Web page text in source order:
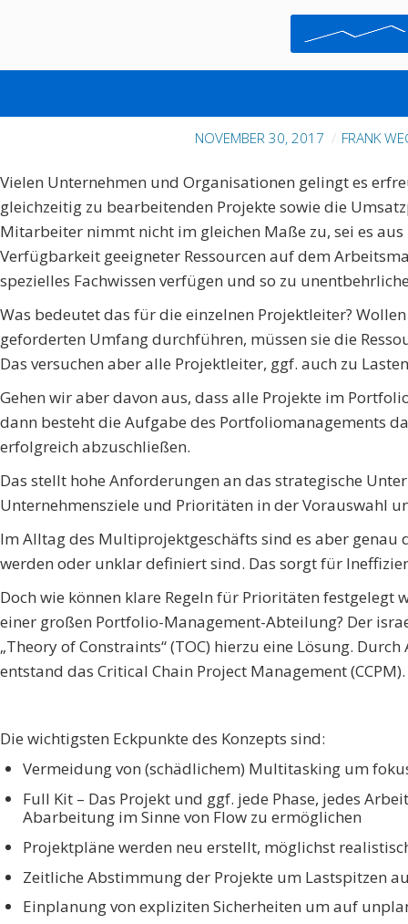
ANWENDUNG VON
NOVEMBER 30, 2017 FRANK
Vielen Unternehmen und Organisationen gelingt es
gleichzeitig zu bearbeitenden Projekte sowie die
Mitarbeiter nimmt nicht im gleichen Maße zu, sei es
Verfügbarkeit geeigneter Ressourcen auf dem
spezielles Fachwissen verfügen und so zu
Was bedeutet das für die einzelnen Projektleiter?
geforderten Umfang durchführen, müssen sie die
Das versuchen aber alle Projektleiter, ggf. auch zu
Gehen wir aber davon aus, dass alle Projekte im
dann besteht die Aufgabe des Portfoliomanagements
erfolgreich abzuschließen.
Das stellt hohe Anforderungen an das strategische
Unternehmensziele und Prioritäten in der Vorauswahl
Im Alltag des Multiprojektgeschäfts sind es aber genau
werden oder unklar definiert sind. Das sorgt für
Doch wie können klare Regeln für Prioritäten festgelegt
einer großen Portfolio-Management-Abteilung? Der
„Theory of Constraints“ (TOC) hierzu eine Lösung.
entstand das Critical Chain Project Management (CCPM).
Die wichtigsten Eckpunkte des Konzepts sind:
Vermeidung von (schädlichem) Multitasking um
Full Kit – Das Projekt und ggf. jede Phase, jedes
Abarbeitung im Sinne von Flow zu ermöglichen
Projektpläne werden neu erstellt, möglichst
Zeitliche Abstimmung der Projekte um Lastspitzen
Einplanung von expliziten Sicherheiten um auf